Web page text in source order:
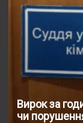
Вирок за
чи